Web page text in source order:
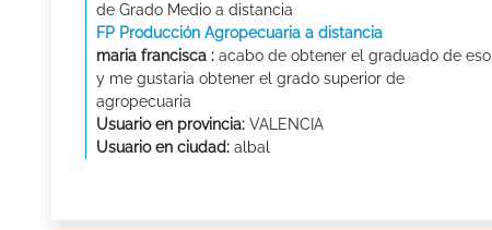
de Grado Medio a distancia
FP Producción Agropecuaria a distancia
maria francisca : acabo de obtener el graduado de eso
y me gustaria obtener el grado superior de
agropecuaria
Usuario en provincia: VALENCIA
Usuario en ciudad: albal